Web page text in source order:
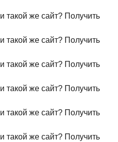
такой же сайт? Получить
такой же сайт? Получить
такой же сайт? Получить
такой же сайт? Получить
такой же сайт? Получить
такой же сайт? Получить